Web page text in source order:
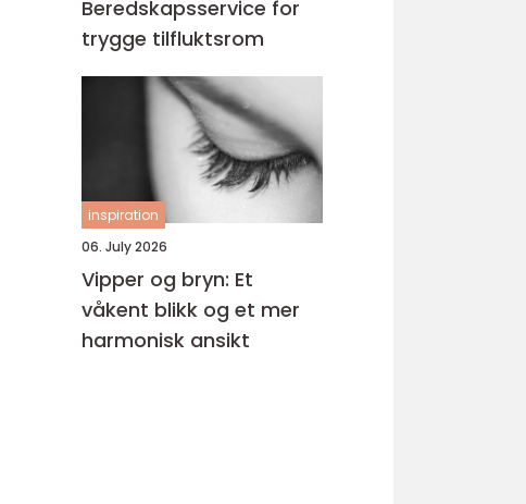
Beredskapsservice for
trygge tilfluktsrom
inspiration
06. July 2026
Vipper og bryn: Et
våkent blikk og et mer
harmonisk ansikt